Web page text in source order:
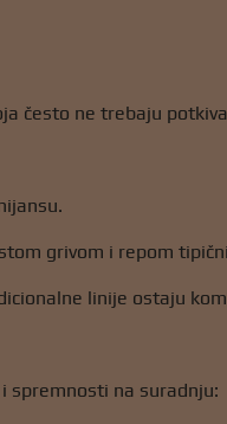
često ne trebaju
grivom i repom
linije ostaju
spremnosti na suradnju: